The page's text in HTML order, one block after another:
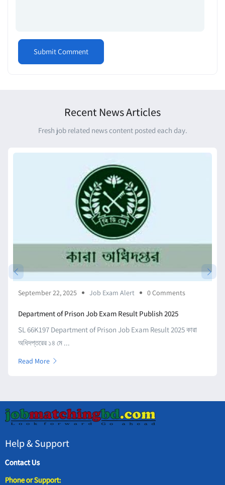
Recent News Articles
Fresh job related news content posted each day.
September 22, 2025 Job Exam Alert 0 Comments
Department of Prison Job Exam Result Publish 2025
SL 66K197 Department of Prison Job Exam Result 2025 কারা
অধিদপ্তরের ১৪ মে ...
Read More
Help & Support
Contact Us
Phone or Support: